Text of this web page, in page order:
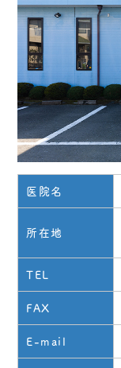
医院名
所在地
TEL
FAX
E-mail